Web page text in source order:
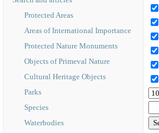
Protected Areas
Areas of International Importance
Protected Nature Monuments
Objects of Primeval Nature
Cultural Heritage Objects
Parks
Species
Waterbodies